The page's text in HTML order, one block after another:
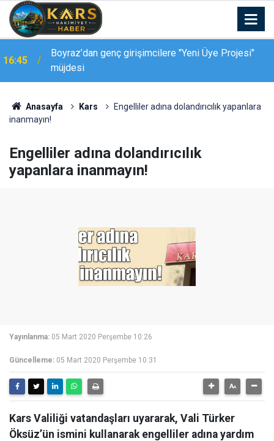
16:37
Palandöken Geçidi’nde feci kaza: 150 metrelik
uçuruma yuvarlandı
Anasayfa Kars
Engelliler adına dolandırıcılık yapanlara
inanmayın!
Engelliler adına dolandırıcılık
yapanlara inanmayın!
Yayınlanma: 05 Mart 2020 Perşembe 10:26
Güncelleme: 05 Mart 2020 Perşembe 10:31
Kars Valiliği vatandaşları uyararak, Vali Türker
Öksüz’ün ismini kullanarak engelliler adına yardım